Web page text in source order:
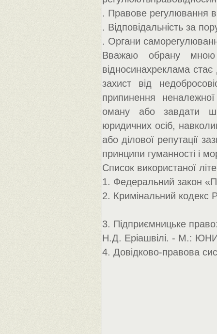
. Правове регулювання
. Відповідальність за
. Органи
Вважаю обрану
відносинахреклама стає
захист від
припинення
оману або завдати
юридичних осіб,
або ділової репутації
принципи гуманності і
Список використаної
1. Федеральний закон
2. Кримінальний кодекс
3. Підприємницьке
Н.Д. Еріашвілі. - М.:
4. Довідково-правова